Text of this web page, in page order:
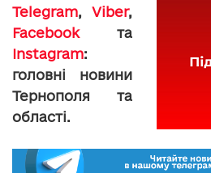
Telegram, Viber,
Facebookта
Instagram:
головні новини
Тернополя та
області.